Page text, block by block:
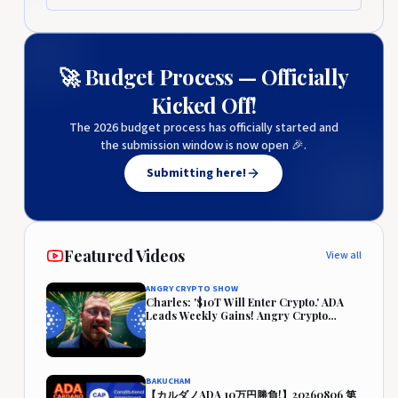
🚀 Budget Process — Officially
Kicked Off!
The 2026 budget process has officially started and
the submission window is now open 🎉.
Submitting here!
Featured Videos View all
ANGRY CRYPTO SHOW
Charles: '$10T Will Enter Crypto.' ADA
Leads Weekly Gains! Angry Crypto
Reacts
BAKUCHAM
【カルダノADA 10万円勝負!】20260806 第